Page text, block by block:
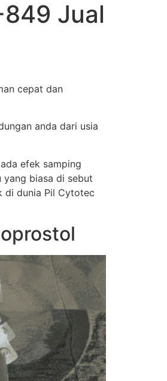
Jual
cepat dan
anda dari usia
efek samping
yang biasa di sebut
di dunia Pil Cytotec